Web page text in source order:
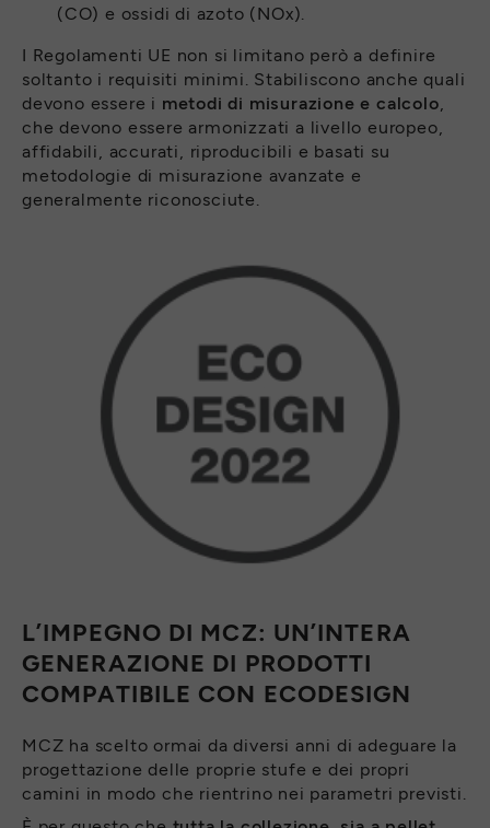
(CO) e ossidi di azoto (NOx).
I Regolamenti UE non si limitano però a definire
soltanto i requisiti minimi. Stabiliscono anche quali
devono essere i metodi di misurazione e calcolo
che devono essere armonizzati a livello europeo,
affidabili, accurati, riproducibili e basati su
metodologie di misurazione avanzate e
generalmente riconosciute.
L’IMPEGNO DI MCZ: UN’INTERA
GENERAZIONE DI PRODOTTI
COMPATIBILE CON ECODESIGN
MCZ ha scelto ormai da diversi anni di adeguare la
progettazione delle proprie stufe e dei propri
camini in modo che rientrino nei parametri previsti.